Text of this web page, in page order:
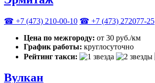
☎ +7 (473) 210-00-10 ☎ +7 (473) 272077-25
Цена по межгороду: от 30 руб./км
График работы: круглосуточно
Рейтинг такси:
Вулкан